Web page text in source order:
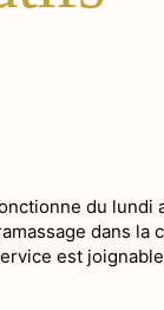
du lundi
dans
est